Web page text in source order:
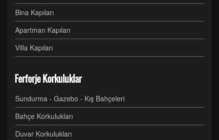
Bina Kapıları
Apartman Kapıları
Villa Kapıları
Ferforje Korkuluklar
Sundurma - Gazebo - Kış Bahçeleri
Bahçe Korkulukları
Duvar Korkulukları